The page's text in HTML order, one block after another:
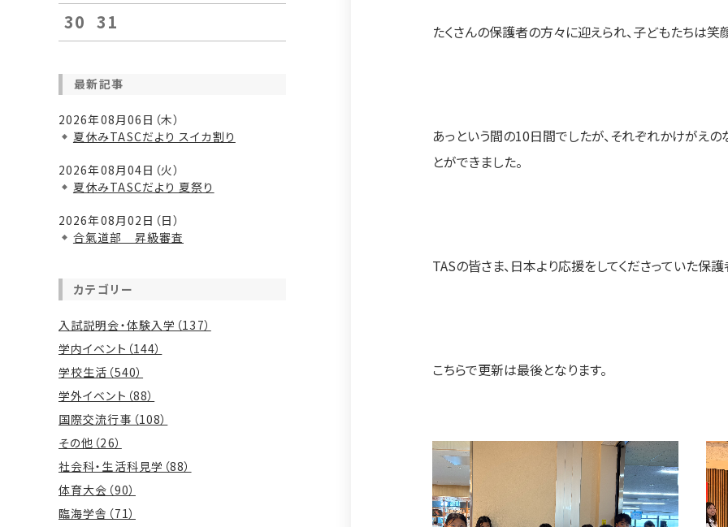
たくさんの保護者の方々に迎えられ、子どもたちは笑
あっという間の10日間でしたが、それぞれかけがえ
とができました。
TASの皆さま、日本より応援をしてくださっていた保護
こちらで更新は最後となります。
30 31
最新記事
2026年08月06日（木）
夏休みTASCだより スイカ割り
2026年08月04日（火）
夏休みTASCだより 夏祭り
2026年08月02日（日）
合氣道部 昇級審査
カテゴリー
入試説明会・体験入学（137）
学内イベント（144）
学校生活（540）
学外イベント（88）
国際交流行事（108）
その他（26）
社会科・生活科見学（88）
体育大会（90）
臨海学舎（71）